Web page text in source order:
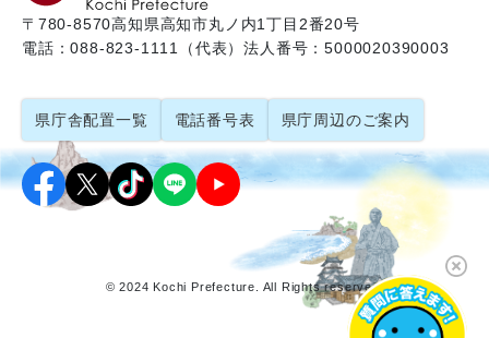
〒780-8570高知県高知市丸ノ内1丁目2番20号
電話：088-823-1111（代表）法人番号：5000020390003
県庁舎配置一覧 電話番号表 県庁周辺のご案内
© 2024 Kochi Prefecture. All Rights reserved.